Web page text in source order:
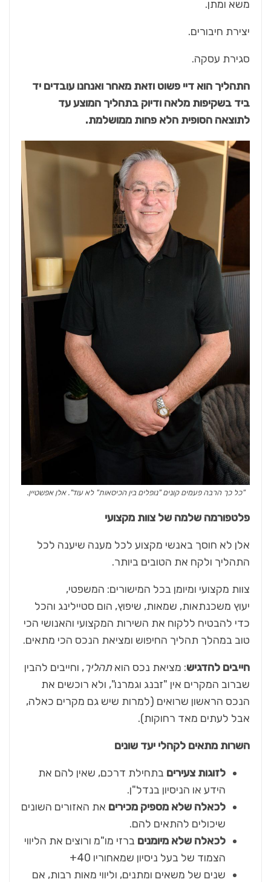
משא ומתן.
יצירת חיבורים.
סגירת עסקה.
התהליך הוא דיי פשוט וזאת מאחר ואנחנו עובדים יד
ביד בשקיפות מלאה ודיוק בתהליך המוצע עד
לתוצאה הסופית הלא פחות ממושלמת.
"כל כך הרבה פעמים קונים "נופלים בין הכיסאות" לא עוד". אלן אפשטיין.
פלטפורמה שלמה של צוות מקצועי
אלן לא חוסך באנשי מקצוע לכל מענה שיענה לכל
התהליך ולקח את הטובים ביותר.
צוות מקצועי ומיומן בכל המישורים: המשפטי,
יעוץ משכנתאות, שמאות, שיפוץ, הום סטיילינג והכל
כדי להבטיח ללקוח את השירות המקצועי והאנושי הכי
טוב במהלך תהליך החיפוש ומציאת הנכס הכי מתאים.
חייבים להדגיש: מציאת נכס הואתהליך, וחייבים להבין
שברוב המקרים אין "זבנג וגמרנו", ולא רוכשים את
הנכס הראשון שרואים (למרות שיש גם מקרים כאלה,
אבל לעתים מאד רחוקות).
השרות מתאים לקהלי יעד שונים
לזוגות צעירים בתחילת דרכם, שאין להם את
הידע או הניסיון בנדל"ן.
לכאלה שלא מספיק מכירים את האזורים השונים
שיכולים להתאים להם.
לכאלה שלא מיומנים ברזי מו"מ ורוצים את הליווי
הצמוד של בעל ניסיון שמאחוריו 40+
שנים של משאים ומתנים, וליווי מאות רבות, אם